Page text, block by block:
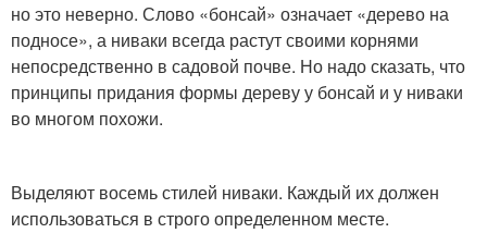
но это неверно. Слово «бонсай» означает «дерево на
подносе», а ниваки всегда растут своими корнями
непосредственно в садовой почве. Но надо сказать, что
принципы придания формы дереву у бонсай и у ниваки
во многом похожи.
Выделяют восемь стилей ниваки. Каждый их должен
использоваться в строго определенном месте.